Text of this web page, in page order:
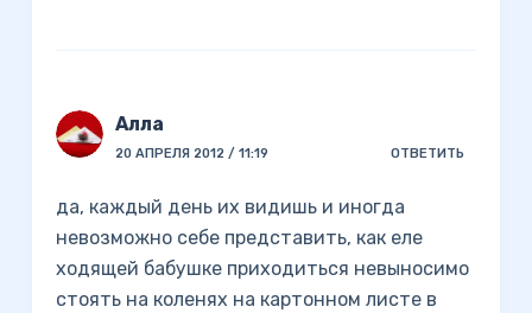
Алла
20 АПРЕЛЯ 2012 / 11:19 ОТВЕТИТЬ
да, каждый день их видишь и иногда
невозможно себе представить, как еле
ходящей бабушке приходиться невыносимо
стоять на коленях на картонном листе в